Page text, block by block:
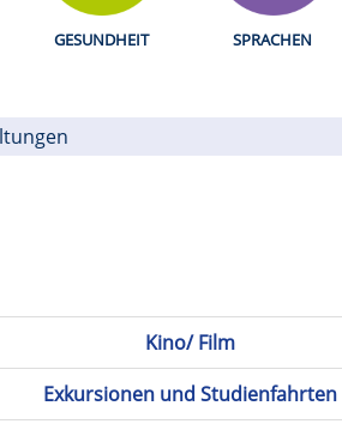
GESUNDHEIT SPRACHEN
Kino/ Film
Exkursionen und Studienfahrten